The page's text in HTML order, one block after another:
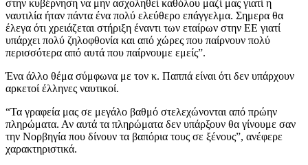
στην κυβέρνηση να μην ασχοληθεί καθόλου μαζί μας γιατί η
ναυτιλία ήταν πάντα ένα πολύ ελεύθερο επάγγελμα. Σημερα θα
έλεγα ότι χρειάζεται στήριξη έναντι των εταίρων στην ΕΕ γιατί
υπάρχει πολύ ζηλοφθονία και από χώρες που παίρνουν πολύ
περισσότερα από αυτά που παίρνουμε εμείς”.
Ένα άλλο θέμα σύμφωνα με τον κ. Παππά είναι ότι δεν υπάρχουν
αρκετοί έλληνες ναυτικοί.
“Τα γραφεία μας σε μεγάλο βαθμό στελεχώνονται από πρώην
πληρώματα. Αν αυτά τα πληρώματα δεν υπάρξουν θα γίνουμε σαν
την Νορβηγία που δίνουν τα βαπόρια τους σε ξένους”, ανέφερε
χαρακτηριστικά.